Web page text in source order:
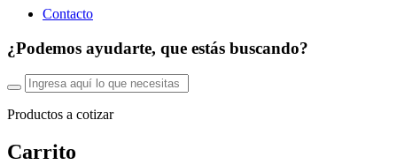
Contacto
¿Podemos ayudarte, que estás buscando?
Productos a cotizar
Carrito